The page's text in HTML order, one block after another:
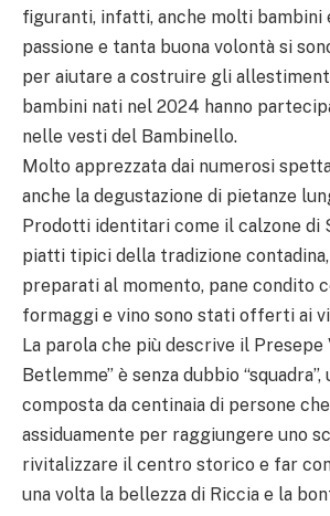
figuranti, infatti, anche molti bambini
passione e tanta buona volontà si
per aiutare a costruire gli
bambini nati nel 2024 hanno
nelle vesti del Bambinello.
Molto apprezzata dai numerosi
anche la degustazione di pietanze
Prodotti identitari come il calzone di
piatti tipici della tradizione
preparati al momento, pane condito
formaggi e vino sono stati offerti ai
La parola che più descrive il Presepe
Betlemme” è senza dubbio “squadra”,
composta da centinaia di persone
assiduamente per raggiungere uno
rivitalizzare il centro storico e far
una volta la bellezza di Riccia e la